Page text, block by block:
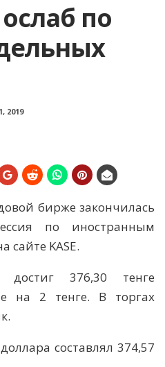
по
2019
бирже закончилась
по иностранным
сайте KASE.
376,30 тенге
на 2 тенге. В торгах
составлял 374,57